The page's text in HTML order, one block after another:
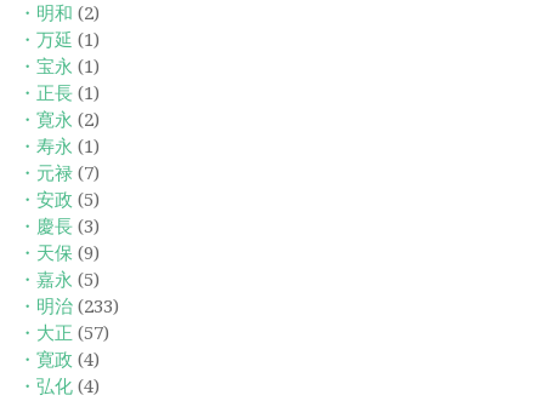
・明和 (2)
・万延 (1)
・宝永 (1)
・正長 (1)
・寛永 (2)
・寿永 (1)
・元禄 (7)
・安政 (5)
・慶長 (3)
・天保 (9)
・嘉永 (5)
・明治 (233)
・大正 (57)
・寛政 (4)
・弘化 (4)